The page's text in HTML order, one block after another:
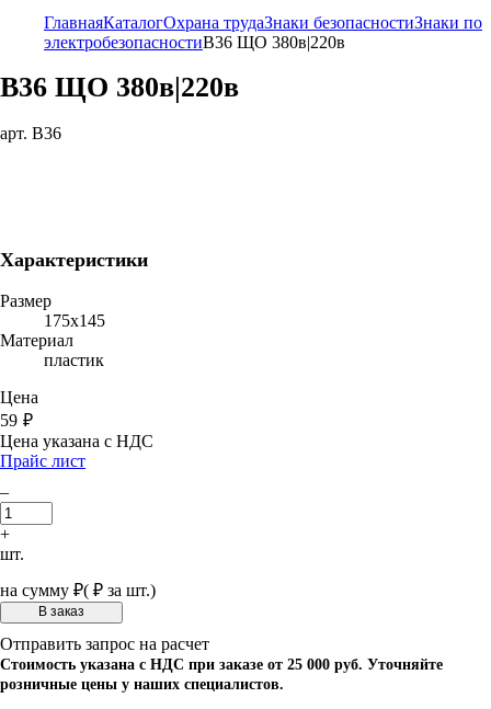
ГлавнаяКаталогОхрана трудаЗнаки безопасностиЗнаки по
электробезопасностиВ36 ЩО 380в|220в
В36 ЩО 380в|220в
арт. В36
Характеристики
Размер
175х145
Материал
пластик
Цена
59 ₽
Цена указана с НДС
Прайс лист
–
+
шт.
на сумму ₽( ₽ за шт.)
Отправить запрос на расчет
Стоимость указана с НДС при заказе от 25 000 руб. Уточняйте
розничные цены у наших специалистов.